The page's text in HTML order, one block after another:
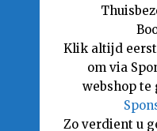
Klik altijd
om via
webshop te
Zo verdient u